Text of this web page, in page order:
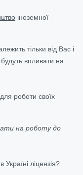
іноземної
тільки від Вас і
будуть впливати на
роботи своїх
на роботу до
ліцензія?